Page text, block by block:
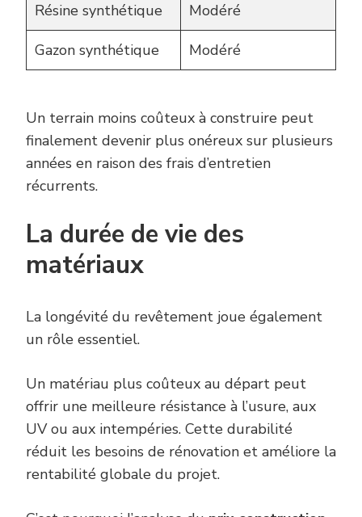
Résine synthétique Modéré
Gazon synthétique Modéré
Un terrain moins coûteux à construire peut
finalement devenir plus onéreux sur plusieurs
années en raison des frais d’entretien
récurrents.
La durée de vie des
matériaux
La longévité du revêtement joue également
un rôle essentiel.
Un matériau plus coûteux au départ peut
offrir une meilleure résistance à l’usure, aux
UV ou aux intempéries. Cette durabilité
réduit les besoins de rénovation et améliore la
rentabilité globale du projet.